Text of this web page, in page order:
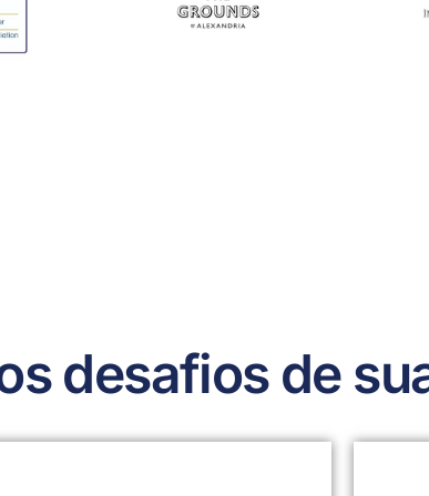
desafios de